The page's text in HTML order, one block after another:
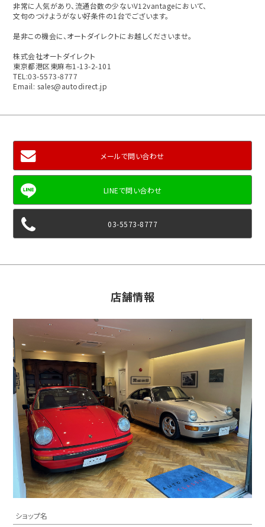
非常に人気があり、流通台数の少ないV12vantageにおいて、
文句のつけようがない好条件の1台でございます。
是非この機会に、オートダイレクトにお越しくださいませ。
株式会社オートダイレクト
東京都港区東麻布1-13-2-101
TEL:03-5573-8777
Email: sales@autodirect.jp
メールで問い合わせ
03-5573-8777
店舗情報
ショップ名